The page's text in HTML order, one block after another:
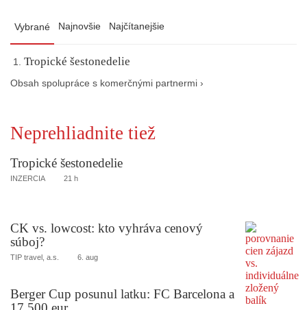
Vybrané Najnovšie Najčítanejšie
Tropické šestonedelie
Obsah spolupráce s komerčnými partnermi ›
Neprehliadnite tiež
Tropické šestonedelie
INZERCIA 21 h
CK vs. lowcost: kto vyhráva cenový
súboj?
TIP travel, a.s. 6. aug
Berger Cup posunul latku: FC Barcelona a